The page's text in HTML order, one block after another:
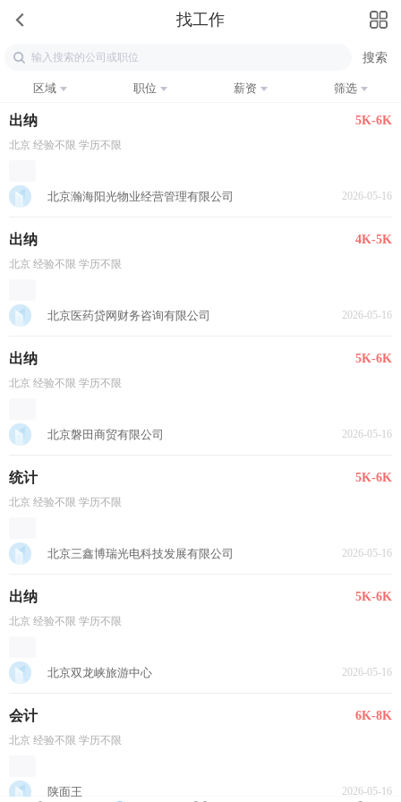
找工作
区域 职位 薪资 筛选
出纳 5K-6K
北京 经验不限 学历不限
北京瀚海阳光物业经营管理有限公司 2026-05-16
出纳 4K-5K
北京 经验不限 学历不限
北京医药贷网财务咨询有限公司 2026-05-16
出纳 5K-6K
北京 经验不限 学历不限
北京磐田商贸有限公司 2026-05-16
统计 5K-6K
北京 经验不限 学历不限
北京三鑫博瑞光电科技发展有限公司 2026-05-16
出纳 5K-6K
北京 经验不限 学历不限
北京双龙峡旅游中心 2026-05-16
会计 6K-8K
北京 经验不限 学历不限
陕面王 2026-05-16